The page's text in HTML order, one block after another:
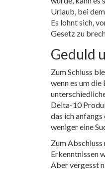
Urlaub, bei
Es lohnt sich,
Gesetz zu
Geduld
Zum Schluss
wenn es um
Delta-10
das ich
weniger eine
Zum Abschluss
Erkenntnissen
Aber vergesst